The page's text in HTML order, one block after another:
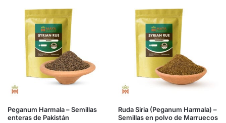
Peganum Harmala – Semillas
enteras de Pakistán
Ruda Siria (Peganum Harmala) –
Semillas en polvo de Marruecos